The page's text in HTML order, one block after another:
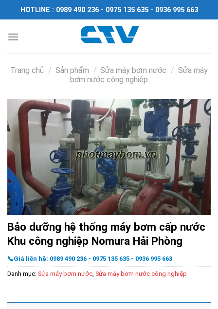
Chuyển
đến
dung
HOTLINE : 0989 490 236 - 0975 135 635 - 0936 995 663
Trang chủ / Sản phẩm / Sửa máy bơm nước / Sửa máy
bơm nước công nghiệp
Bảo dưỡng hệ thống máy bơm cấp nước
Khu công nghiệp Nomura Hải Phòng
📞Giá liên hệ: 0989 490 236 - 0975 135 635 - 0936 995 663
Danh mục: Sửa máy bơm nước Sửa máy bơm nước công nghiệp